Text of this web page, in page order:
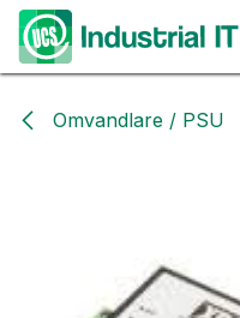
Hoppa till innehåll
Omvandlare / PSU